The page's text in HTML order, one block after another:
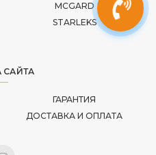
MCGARD
STARLEKS
САЙТА
ГАРАНТИЯ
ДОСТАВКА И ОПЛАТА